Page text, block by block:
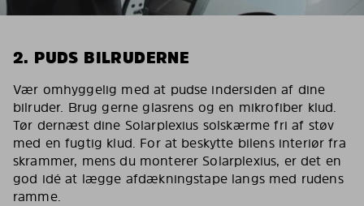
2. PUDS BILRUDERNE
Vær omhyggelig med at pudse indersiden af dine
bilruder. Brug gerne glasrens og en mikrofiber klud.
Tør dernæst dine Solarplexius solskærme fri af støv
med en fugtig klud. For at beskytte bilens interiør fra
skrammer, mens du monterer Solarplexius, er det en
god idé at lægge afdækningstape langs med rudens
ramme.